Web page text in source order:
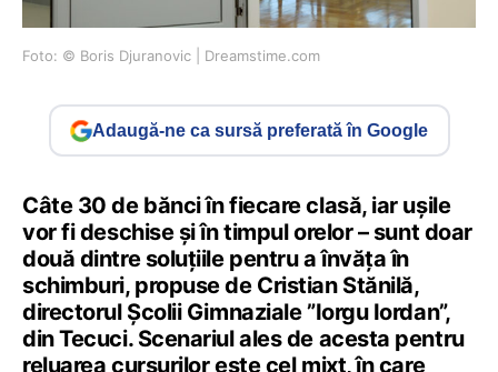
Foto: © Boris Djuranovic | Dreamstime.com
Adaugă-ne ca sursă preferată în Google
Câte 30 de bănci în fiecare clasă, iar ușile
vor fi deschise și în timpul orelor – sunt doar
două dintre soluțiile pentru a învăța în
schimburi, propuse de Cristian Stănilă,
directorul Școlii Gimnaziale ”Iorgu Iordan”,
din Tecuci. Scenariul ales de acesta pentru
reluarea cursurilor este cel mixt, în care